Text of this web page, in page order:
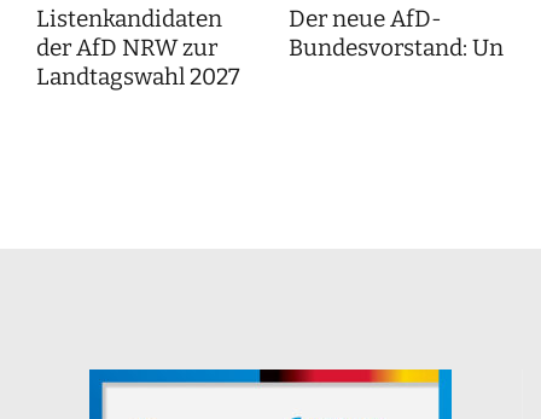
Listenkandidaten
der AfD NRW zur
Landtagswahl 2027
Der neue AfD-
Bundesvorstand: